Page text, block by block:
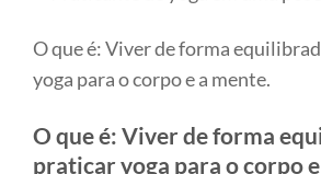
O que é: Viver de forma
yoga para o corpo e a mente.
O que é: Viver de forma
praticar yoga para o corpo